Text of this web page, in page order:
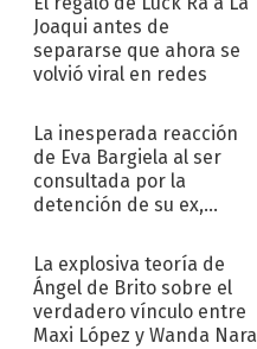
Joaqui antes de
separarse que ahora se
volvió viral en redes
La inesperada reacción
de Eva Bargiela al ser
consultada por la
detención de su ex,
La explosiva teoría de
Ángel de Brito sobre el
verdadero vínculo entre
Maxi López y Wanda Nara